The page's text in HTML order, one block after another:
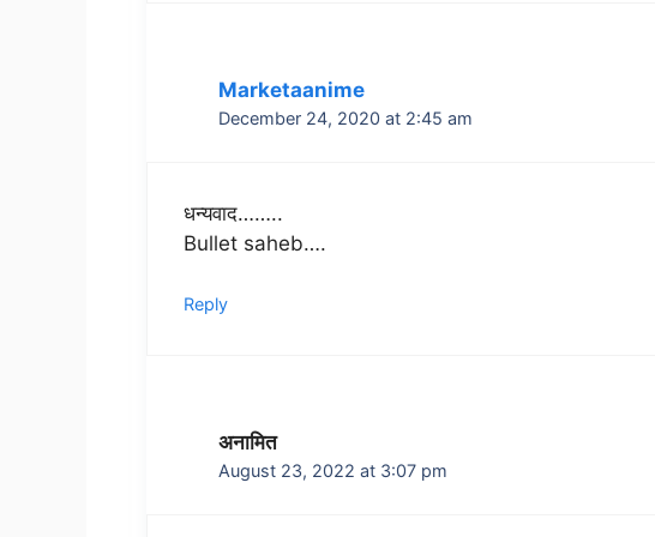
Marketaanime
December 24, 2020 at 2:45 am
धन्यवाद……..
Bullet saheb….
Reply
अनामित
August 23, 2022 at 3:07 pm